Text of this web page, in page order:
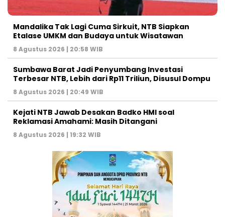
Mandalika Tak Lagi Cuma Sirkuit, NTB Siapkan
Etalase UMKM dan Budaya untuk Wisatawan
8 Agustus 2026 | 20:58 WIB
Sumbawa Barat Jadi Penyumbang Investasi
Terbesar NTB, Lebih dari Rp11 Triliun, Disusul Dompu
8 Agustus 2026 | 20:49 WIB
Kejati NTB Jawab Desakan Badko HMI soal
Reklamasi Amahami: Masih Ditangani
8 Agustus 2026 | 19:32 WIB